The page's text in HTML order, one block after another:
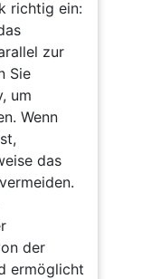
richtig ein:
zur
Sie
um
Wenn
das
der
ermöglicht